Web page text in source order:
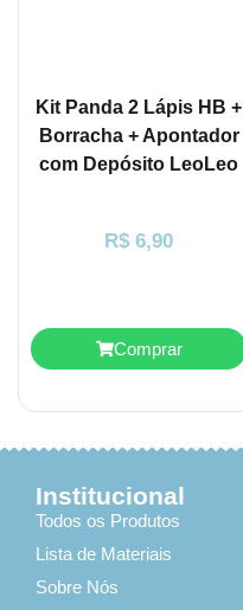
Kit Panda 2 Lápis HB +
Borracha + Apontador
com Depósito LeoLeo
R$ 6,90
Comprar
Institucional
Todos os Produtos
Lista de Materiais
Sobre Nós